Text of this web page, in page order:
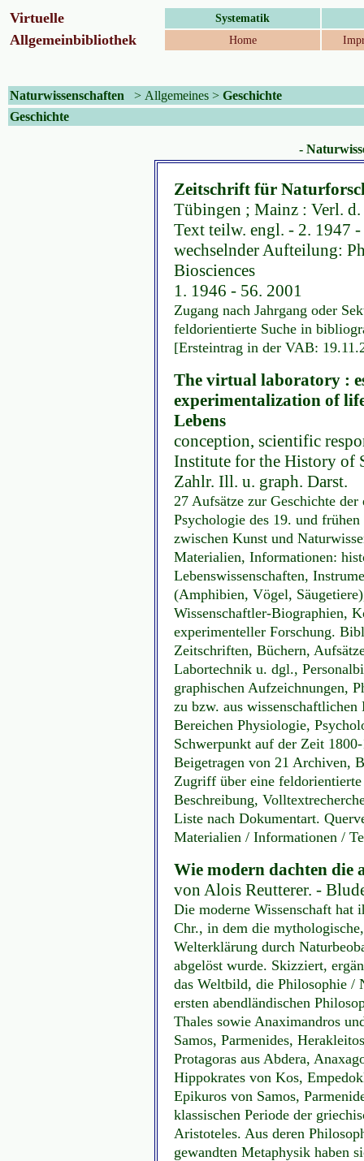
Virtuelle Systematik
Allgemeinbibliothek Home
Naturwissenschaften > Allgemeines > Geschichte
Geschichte
-
Zeitschrift für
Tübingen ; Mainz : Verl.
Text teilw. engl. - 2. 1947
wechselnder Aufteilung:
Biosciences
1. 1946 - 56. 2001
Zugang nach Jahrgang oder
feldorientierte Suche in
[Ersteintrag in der VAB:
The virtual laboratory :
experimentalization of
Lebens
conception, scientific
Institute for the History of
Zahlr. Ill. u. graph. Darst.
27 Aufsätze zur Geschichte
Psychologie des 19. und
zwischen Kunst und
Materialien, Informationen:
Lebenswissenschaften,
(Amphibien, Vögel,
Wissenschaftler-Biographien,
experimenteller Forschung.
Zeitschriften, Büchern,
Labortechnik u. dgl.,
graphischen Aufzeichnungen,
zu bzw. aus wissenschaftlichen
Bereichen Physiologie,
Schwerpunkt auf der Zeit
Beigetragen von 21 Archiven,
Zugriff über eine
Beschreibung,
Liste nach Dokumentart.
Materialien / Informationen /
Wie modern dachten die
von Alois Reutterer. -
Die moderne Wissenschaft hat
Chr., in dem die
Welterklärung durch
abgelöst wurde. Skizziert,
das Weltbild, die Philosophie /
ersten abendländischen
Thales sowie Anaximandros
Samos, Parmenides,
Protagoras aus Abdera,
Hippokrates von Kos,
Epikuros von Samos,
klassischen Periode der
Aristoteles. Aus deren
gewandten Metaphysik haben